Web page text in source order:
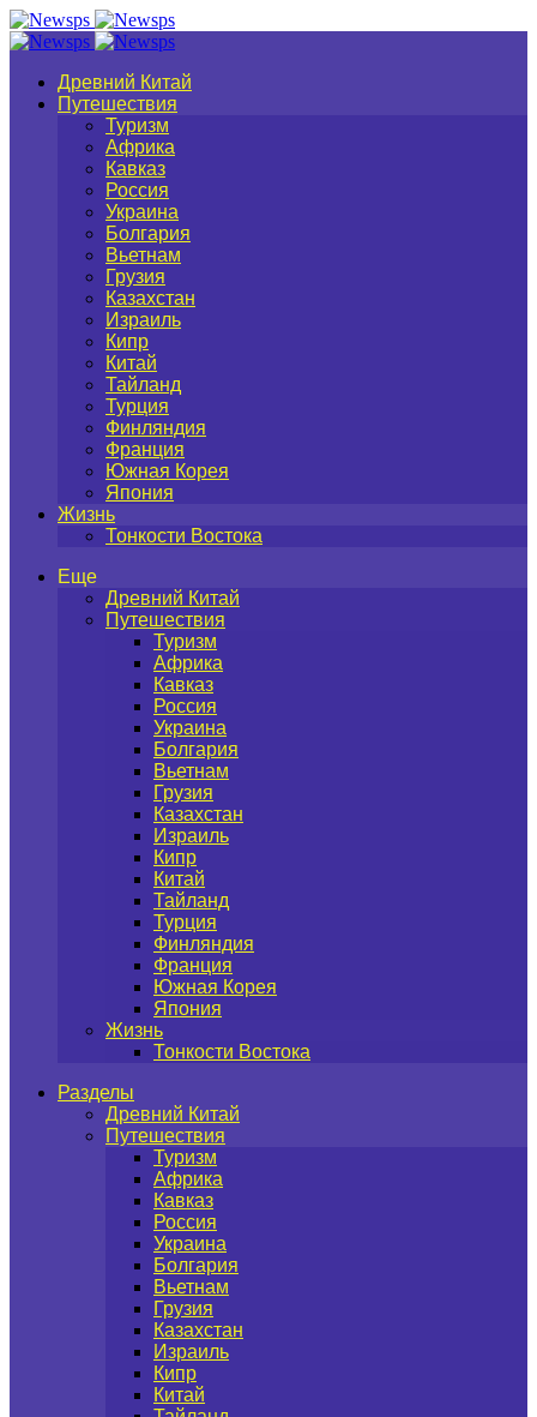
Древний Китай
Путешествия
Туризм
Африка
Кавказ
Россия
Украина
Болгария
Вьетнам
Грузия
Казахстан
Израиль
Кипр
Китай
Тайланд
Турция
Финляндия
Франция
Южная Корея
Япония
Жизнь
Тонкости Востока
Еще
Древний Китай
Путешествия
Туризм
Африка
Кавказ
Россия
Украина
Болгария
Вьетнам
Грузия
Казахстан
Израиль
Кипр
Китай
Тайланд
Турция
Финляндия
Франция
Южная Корея
Япония
Жизнь
Тонкости Востока
Разделы
Древний Китай
Путешествия
Туризм
Африка
Кавказ
Россия
Украина
Болгария
Вьетнам
Грузия
Казахстан
Израиль
Кипр
Китай